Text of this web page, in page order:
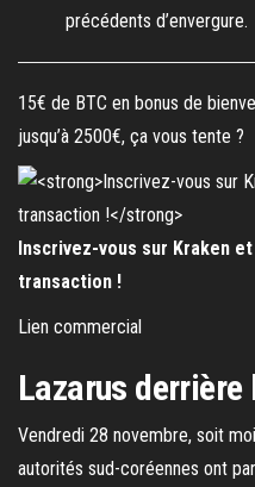
précédents d’envergure.
15€ de BTC en bonus de
jusqu’à 2500€, ça vous tente ?
Inscrivez-vous sur Kraken
transaction !
Lien commercial
Lazarus derrière
Vendredi 28 novembre, soit
autorités sud-coréennes ont